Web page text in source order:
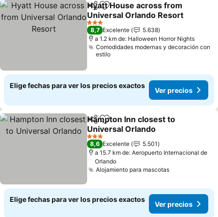
CompartirAgregar a favoritos
Hyatt House across from
Universal Orlando Resort
Ver precios
3 Estrellas
8,7 Excelente
5.638
a 1.2 km de: Halloween Horror Nights
Comodidades modernas y decoración con
estilo
Elige fechas para ver los precios exactos
Ver precios
CompartirAgregar a favoritos
Hampton Inn closest to
Universal Orlando
Ver precios
3 Estrellas
8,6 Excelente
5.501
a 15.7 km de: Aeropuerto Internacional de
Orlando
Alojamiento para mascotasVer precios
Elige fechas para ver los precios exactos
Ver precios